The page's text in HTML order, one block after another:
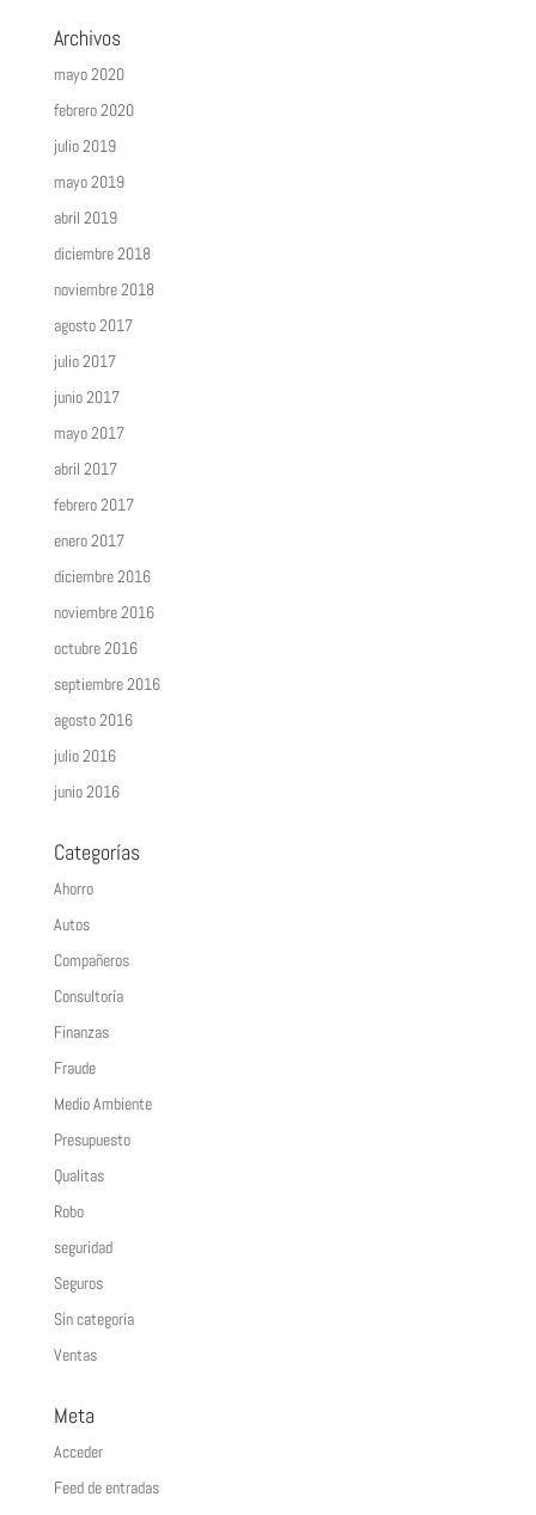
Archivos
mayo 2020
febrero 2020
julio 2019
mayo 2019
abril 2019
diciembre 2018
noviembre 2018
agosto 2017
julio 2017
junio 2017
mayo 2017
abril 2017
febrero 2017
enero 2017
diciembre 2016
noviembre 2016
octubre 2016
septiembre 2016
agosto 2016
julio 2016
junio 2016
Categorías
Ahorro
Autos
Compañeros
Consultoría
Finanzas
Fraude
Medio Ambiente
Presupuesto
Qualitas
Robo
seguridad
Seguros
Sin categoría
Ventas
Meta
Acceder
Feed de entradas